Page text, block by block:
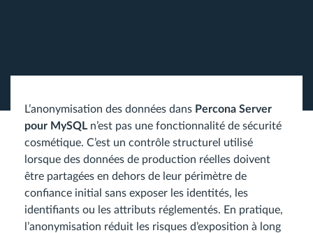
L’anonymisation des données dans Percona Server
pour MySQL n’est pas une fonctionnalité de sécurité
cosmétique. C’est un contrôle structurel utilisé
lorsque des données de production réelles doivent
être partagées en dehors de leur périmètre de
confiance initial sans exposer les identités, les
identifiants ou les attributs réglementés. En pratique,
l’anonymisation réduit les risques d’exposition à long